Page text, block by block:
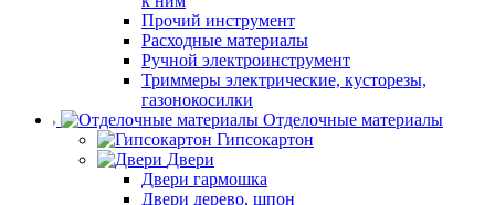
Прочий инструмент
Расходные материалы
Ручной электроинструмент
Триммеры электрические, кусторезы,
газонокосилки
Отделочные материалы
Гипсокартон
Двери
Двери гармошка
Двери дерево, шпон